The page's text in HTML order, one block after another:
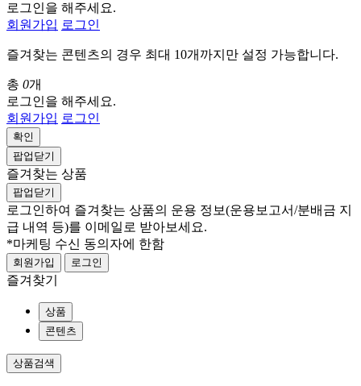
로그인을 해주세요.
회원가입 로그인
즐겨찾는 콘텐츠의 경우 최대 10개까지만 설정 가능합니다.
총 0개
로그인을 해주세요.
회원가입 로그인
확인
팝업닫기
즐겨찾는 상품
팝업닫기
로그인하여 즐겨찾는 상품의 운용 정보(운용보고서/분배금 지
급 내역 등)를 이메일로 받아보세요.
*마케팅 수신 동의자에 한함
회원가입 로그인
즐겨찾기
상품
콘텐츠
상품검색